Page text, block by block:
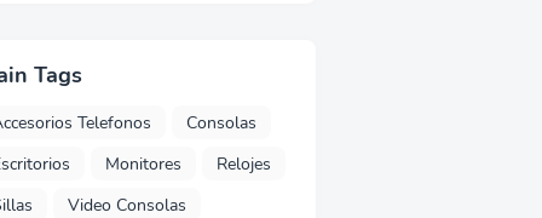
Tags
Telefonos
Consolas
Monitores
Relojes
Video Consolas